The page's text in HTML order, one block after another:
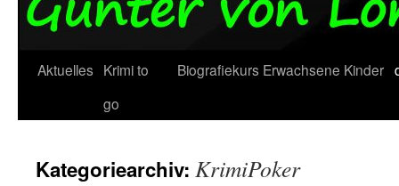
Aktuelles Krimi to
go
Biografiekurs Erwachsene Kinder
Kategoriearchiv: KrimiPoker